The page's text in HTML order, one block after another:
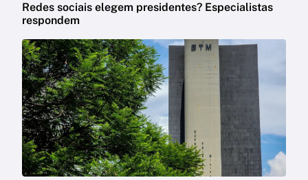
Redes sociais elegem presidentes? Especialistas
respondem